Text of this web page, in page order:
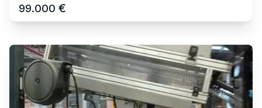
99.000 €